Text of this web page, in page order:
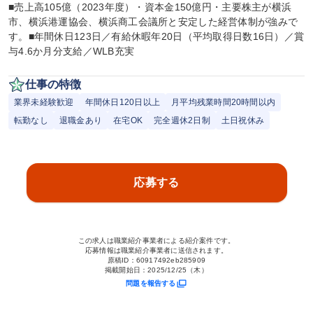
■売上高105億（2023年度）・資本金150億円・主要株主が横浜
市、横浜港運協会、横浜商工会議所と安定した経営体制が強みで
す。■年間休日123日／有給休暇年20日（平均取得日数16日）／賞
与4.6か月分支給／WLB充実
仕事の特徴
業界未経験歓迎 年間休日120日以上
月平均残業時間20時間以内
転勤なし
退職金あり 在宅OK 完全週休2日制 土日祝休み
応募する
この求人は職業紹介事業者による紹介案件です。
応募情報は職業紹介事業者に送信されます。
原稿ID： 60917492eb285909
掲載開始日：2025/12/25（木）
問題を報告する